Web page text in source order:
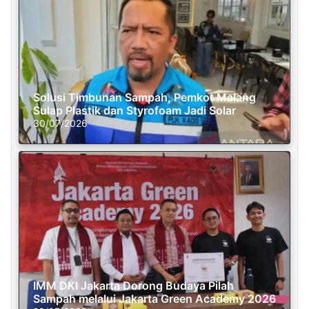
Solusi Timbunan Sampah, Pemkot Malang
Sulap Plastik dan Styrofoam Jadi Solar
30/07/2026
IMM DKI Jakarta Dorong Budaya Pilah
Sampah melalui Jakarta Green Academy 2026